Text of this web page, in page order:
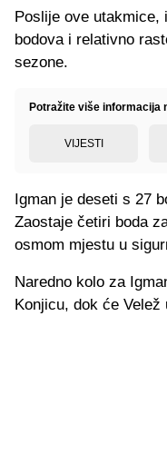
Poslije ove utakmice,
bodova i relativno
sezone.
Potražite više informacija
VIJESTI
Igman je deseti s 27
Zaostaje četiri boda
osmom mjestu u
Naredno kolo za
Konjicu, dok će Velež